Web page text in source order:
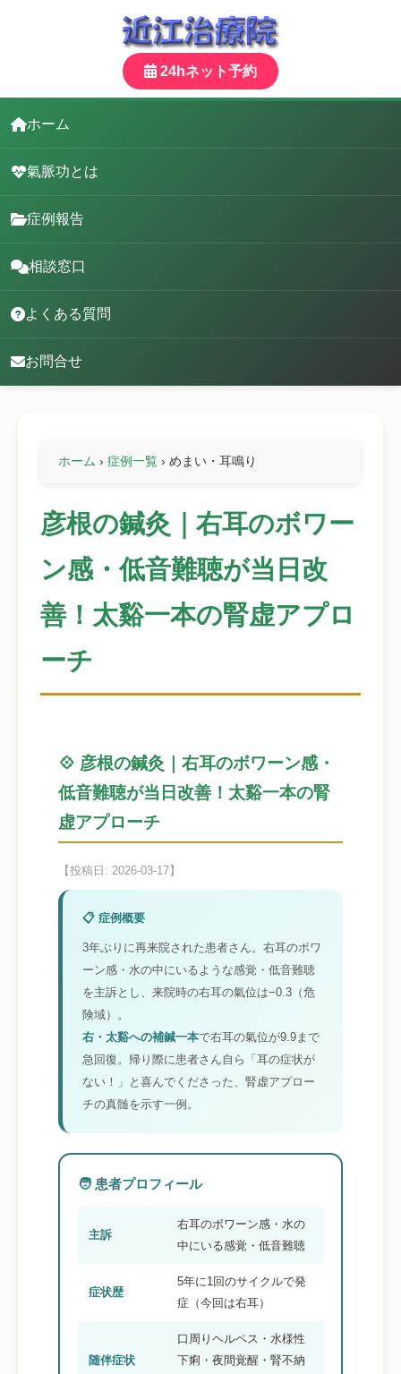
24hネット予約
ホーム
氣脈功とは
症例報告
相談窓口
よくある質問
お問合せ
ホーム › 症例一覧 › めまい・耳鳴り
彦根の鍼灸｜右耳のボワー
ン感・低音難聴が当日改
善！太谿一本の腎虚アプロ
ーチ
💠 彦根の鍼灸｜右耳のボワーン感・
低音難聴が当日改善！太谿一本の腎
虚アプローチ
【投稿日: 2026-03-17】
📋 症例概要
3年ぶりに再来院された患者さん。右耳のボワ
ーン感・水の中にいるような感覚・低音難聴
を主訴とし、来院時の右耳の氣位は−0.3（危
険域）。
右・太谿への補鍼一本で右耳の氣位が9.9まで
急回復。帰り際に患者さん自ら「耳の症状が
ない！」と喜んでくださった、腎虚アプロー
チの真髄を示す一例。
🧑 患者プロフィール
主訴
右耳のボワーン感・水の
中にいる感覚・低音難聴
症状歴
5年に1回のサイクルで発
症（今回は右耳）
随伴症状
口周りヘルペス・水様性
下痢・夜間覚醒・腎不納